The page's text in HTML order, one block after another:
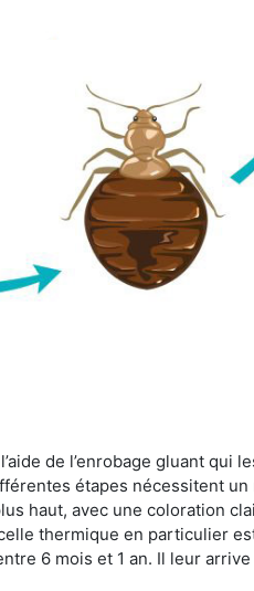
de l’enrobage gluant qui
étapes nécessitent
haut, avec une coloration
thermique en particulier
6 mois et 1 an. Il leur